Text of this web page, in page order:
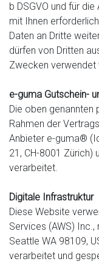
b DSGVO und für
mit Ihnen
Daten an Dritte
dürfen von Dritten
Zwecken verwendet
e-guma Gutschein-
Die oben genannten
Rahmen der
Anbieter e-guma®
21, CH-8001 Zürich)
verarbeitet.
Digitale Infrastruktur
Diese Website
Services (AWS)
Seattle WA 98109,
verarbeitet und